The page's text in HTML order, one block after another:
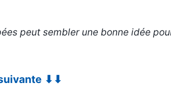
peut sembler une bonne idée
⬇⬇